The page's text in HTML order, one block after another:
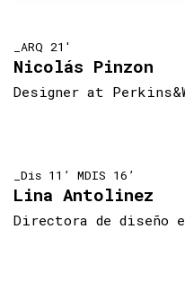
_ARQ 21'
Nicolás Pinzon
Designer at
_Dis 11’ MDIS 16’
Lina Antolinez
Directora de diseño